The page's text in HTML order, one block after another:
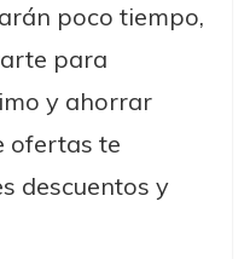
poco tiempo,
para
y ahorrar
ofertas te
descuentos y